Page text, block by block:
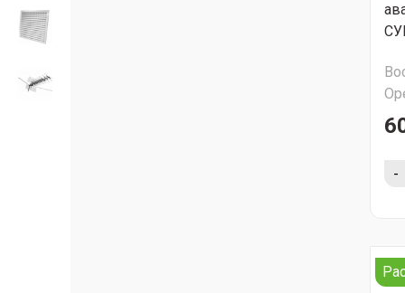
-